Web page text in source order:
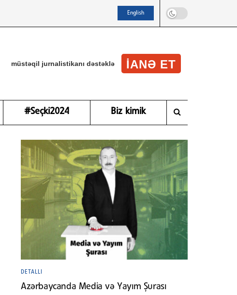
English
müstəqil jurnalistikanı dəstəklə IANƏ ET
#Seçki2024 Biz kimik
DETALLI
Azərbaycanda Media və Yayım Şurası